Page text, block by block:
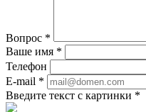
Вопрос *
Ваше имя *
Телефон
E-mail *
Введите текст с картинки *